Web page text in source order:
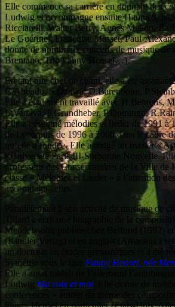
Elle commence sa carrière en donnant des
Ludwig et accompagne ensuite Hanna
Ricciarelli, Walter Berry, Agnès Mellon,
Le Guérinel, Françoise Masset, Paul-
donné de nombreux concerts de musique de
Brentano, Trio Fanny Hensel…)
En tant que chef de chant, elle a été
C.Abbado, S.Ozawa, D.Barenboim,
Elle a également travaillé avec H.Behrens,
L.Vaduva, F.Grundheber, P.Domingo,
Elle a enseigné mélodies et lieder de 1991 à
de Lyon puis de 1996 à 2000 dans le cadre
qu’elle a fondée. Elle a dirigé un master «
l’Université Paris III-Sorbonne Nouvelle.
professeur des Conservatoires de la Ville de
classe « Mélodies et Lieder » à l’attention
accompagnateurs.
Parallèlement à son activité de musique de
Tillard a écrit une biographie de la
Mendelssohn publiée chez Belfond (1992) et
(Kindler Verlag) et en anglais (Amadeus
un doctorat en études germaniques et a été
Symétrie sous le titre Fanny Hensel, née
Elle a aussi traduit de l’allemand
Ludwig Ma voix et moi
conférences » autour du thème des